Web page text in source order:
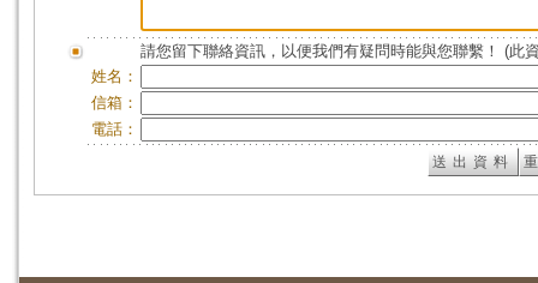
請您留下聯絡資訊，以便我們有疑問時能與您聯繫！ (此
姓名：
信箱：
電話：